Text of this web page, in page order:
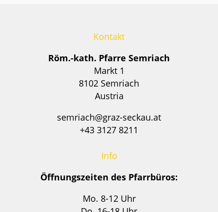
Kontakt
Röm.-kath. Pfarre Semriach
Markt 1
8102 Semriach
Austria
semriach@graz-seckau.at
+43 3127 8211
Info
Öffnungszeiten des Pfarrbüros:
Mo. 8-12 Uhr